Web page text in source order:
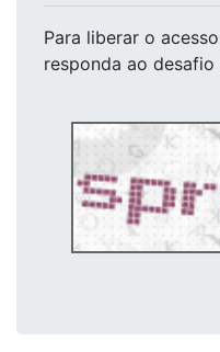
Para liberar o acesso
responda ao desafio